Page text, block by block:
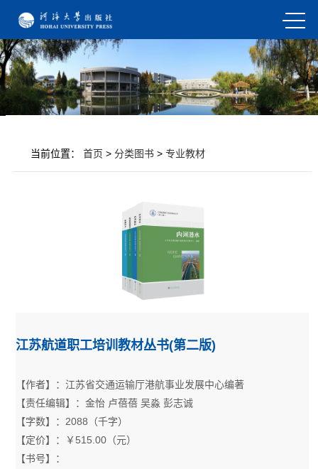
当前位置： 首页 > 分类图书> 专业教材
江苏航道职工培训教材丛书(第二版)
【作者】：江苏省交通运输厅港航事业发展中心编著
【责任编辑】：金怡 卢蓓蓓 吴淼 彭志诚
【字数】：2088（千字）
【定价】：￥515.00（元）
【书号】：